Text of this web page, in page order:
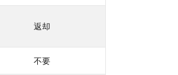
返却
不要